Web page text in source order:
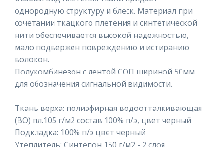
однородную структуру и блеск. Материал при
сочетании ткацкого плетения и синтетической
нити обеспечивается высокой надежностью,
мало подвержен повреждению и истиранию
волокон.
Полукомбинезон с лентой СОП шириной 50мм
для обозначения сигнальной видимости.
Ткань верха: полиэфирная водоотталкивающая
(ВО) пл.105 г/м2 состав 100% п/э, цвет черный
Подкладка: 100% п/э цвет черный
Утеплитель: Синтепон 150 г/м2 - 2 слоя